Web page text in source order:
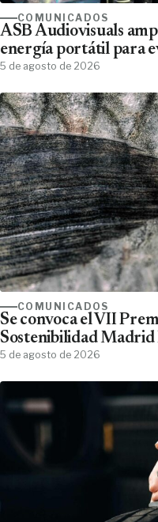
COMUNICADOS
ASB Audiovisuals
energía portátil para
5 de agosto de 2026
COMUNICADOS
Se convoca el VII
Sostenibilidad Madrid
5 de agosto de 2026